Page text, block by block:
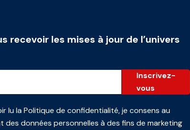
recevoir les mises à jour de l’univers
Inscrivez-
vous
lu laPolitique de confidentialité, je consens au
des données personnelles à des fins de marketing